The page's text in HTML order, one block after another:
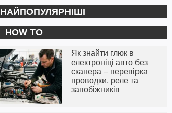
НАЙПОПУЛЯРНІШІ
HOW TO
Як знайти глюк в
електроніці авто без
сканера – перевірка
проводки, реле та
запобіжників